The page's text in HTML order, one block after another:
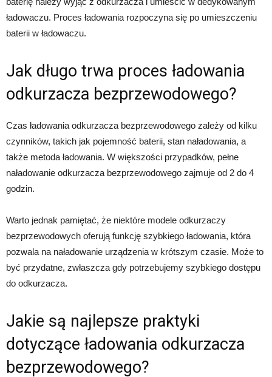
ładowaczu. Proces ładowania rozpoczyna się po umieszczeniu
baterii w ładowaczu.
Jak długo trwa proces ładowania
odkurzacza bezprzewodowego?
Czas ładowania odkurzacza bezprzewodowego zależy od kilku
czynników, takich jak pojemność baterii, stan naładowania, a
także metoda ładowania. W większości przypadków, pełne
naładowanie odkurzacza bezprzewodowego zajmuje od 2 do 4
godzin.
Warto jednak pamiętać, że niektóre modele odkurzaczy
bezprzewodowych oferują funkcję szybkiego ładowania, która
pozwala na naładowanie urządzenia w krótszym czasie. Może to
być przydatne, zwłaszcza gdy potrzebujemy szybkiego dostępu
do odkurzacza.
Jakie są najlepsze praktyki
dotyczące ładowania odkurzacza
bezprzewodowego?